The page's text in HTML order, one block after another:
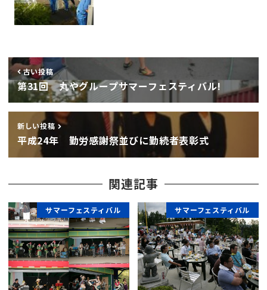
古い投稿
第31回 丸やグループサマーフェスティバル!
新しい投稿
平成24年 勤労感謝祭並びに勤続者表彰式
関連記事
サマーフェスティバル サマーフェスティバル